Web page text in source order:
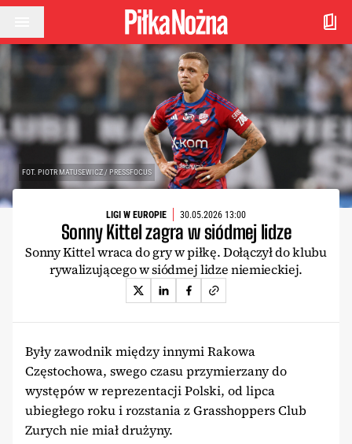
Przejdź do treści
FOT. PIOTR MATUSEWICZ / PRESSFOCUS
LIGI W EUROPIE 30.05.2026 13:00
Sonny Kittel zagra w siódmej lidze
Sonny Kittel wraca do gry w piłkę. Dołączył do klubu
rywalizującego w siódmej lidze niemieckiej.
Były zawodnik między innymi Rakowa
Częstochowa, swego czasu przymierzany do
występów w reprezentacji Polski, od lipca
ubiegłego roku i rozstania z Grasshoppers Club
Zurych nie miał drużyny.